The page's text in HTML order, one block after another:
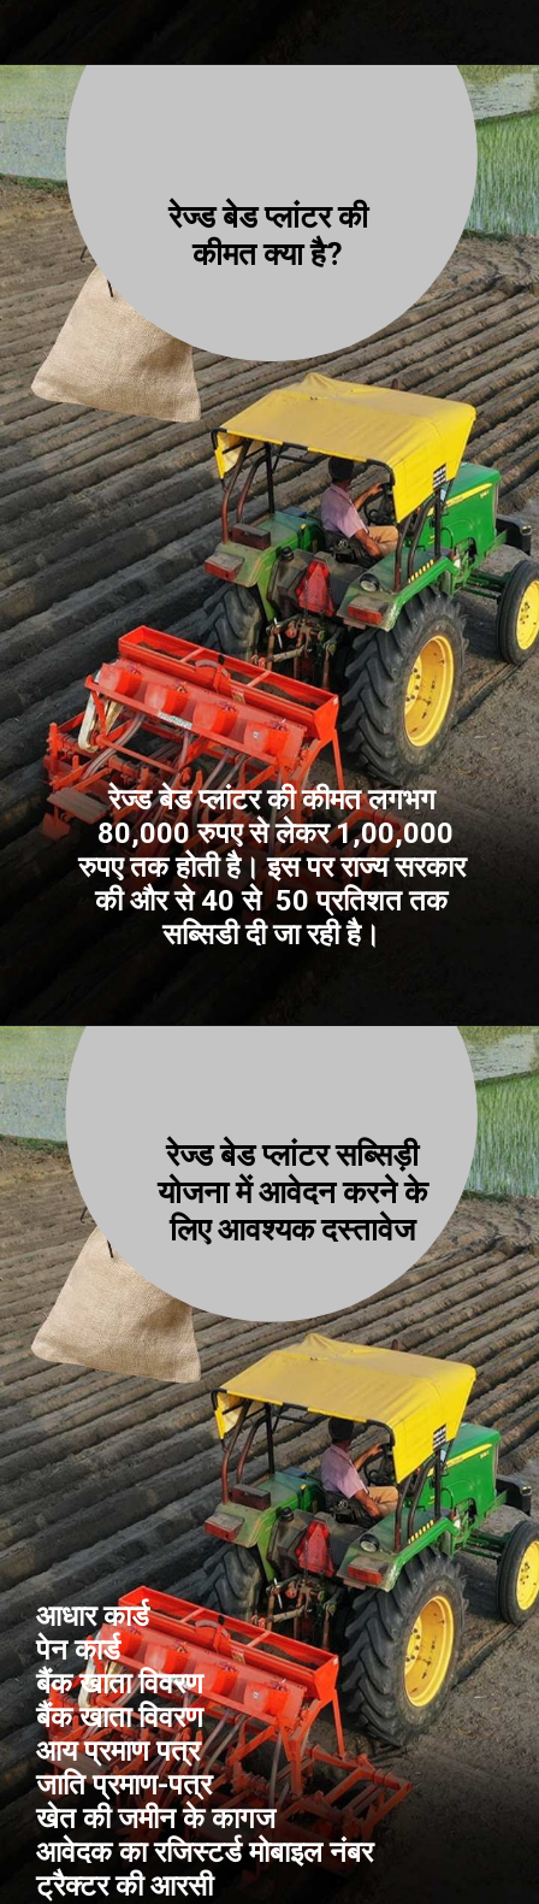
रेज्ड बेड प्लांटर की कीमत लगभग
80,000 रुपए से लेकर 1,00,000
रुपए तक होती है। इस पर राज्य सरकार
की और से 40 से 50 प्रतिशत तक
सब्सिडी दी जा रही है।
रेज्ड बेड प्लांटर की
कीमत क्या है?
आधार कार्ड
पेन कार्ड
बैंक खाता विवरण
बैंक खाता विवरण
आय प्रमाण पत्र
जाति प्रमाण-पत्र
खेत की जमीन के कागज
आवेदक का रजिस्टर्ड मोबाइल नंबर
ट्रैक्टर की आरसी
रेज्ड बेड प्लांटर सब्सिड़ी
योजना में आवेदन करने के
लिए आवश्यक दस्तावेज